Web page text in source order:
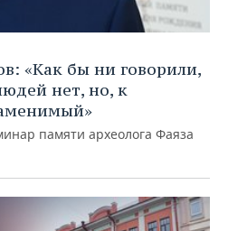
«Как бы ни говорили,
нет, но, к
памяти археолога Фаяза